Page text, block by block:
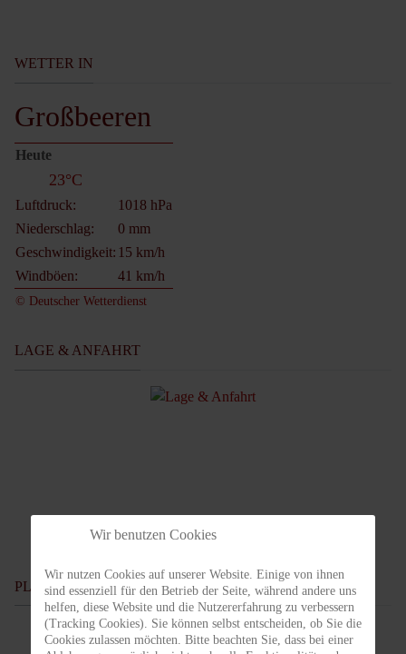
WETTER IN
Großbeeren
Heute
23°C
Luftdruck:
1018 hPa
Niederschlag:
0 mm
Geschwindigkeit: 15 km/h
Windböen:
41 km/h
© Deutscher Wetterdienst
LAGE & ANFAHRT
PLATZBUCHUNGSSYSTEM
Wir benutzen Cookies
Wir nutzen Cookies auf unserer Website. Einige von ihnen
sind essenziell für den Betrieb der Seite, während andere uns
helfen, diese Website und die Nutzererfahrung zu verbessern
(Tracking Cookies). Sie können selbst entscheiden, ob Sie die
Cookies zulassen möchten. Bitte beachten Sie, dass bei einer